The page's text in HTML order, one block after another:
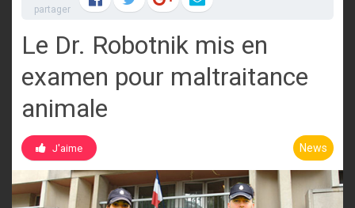
partager
Le Dr. Robotnik mis en
examen pour maltraitance
animale
J'aime News